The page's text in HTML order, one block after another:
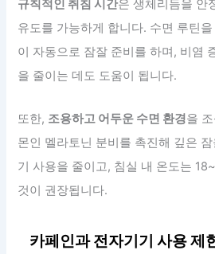
규칙적인 취침 시간은 생체리듬을 안
유도를 가능하게 합니다. 수면 루틴
이 자동으로 잠잘 준비를 하며, 비염
을 줄이는 데도 도움이 됩니다.
또한, 조용하고 어두운 수면 환경을
몬인 멜라토닌 분비를 촉진해 깊은
기 사용을 줄이고, 침실 내 온도는
것이 권장됩니다.
카페인과 전자기기 사용 제